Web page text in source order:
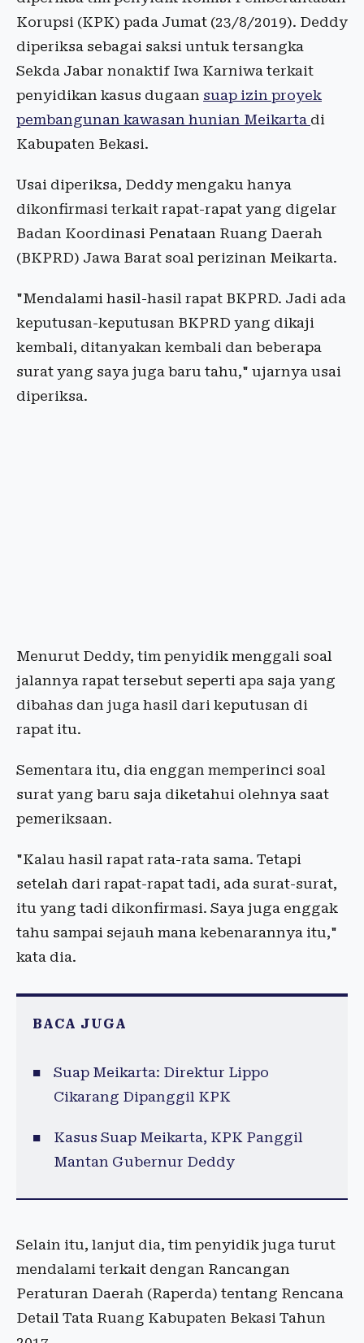
Korupsi (KPK) pada Jumat (23/8/2019). Deddy
diperiksa sebagai saksi untuk tersangka
Sekda Jabar nonaktif Iwa Karniwa terkait
penyidikan kasus dugaan suap izin proyek
pembangunan kawasan hunian Meikarta di
Kabupaten Bekasi.
Usai diperiksa, Deddy mengaku hanya
dikonfirmasi terkait rapat-rapat yang digelar
Badan Koordinasi Penataan Ruang Daerah
(BKPRD) Jawa Barat soal perizinan Meikarta.
"Mendalami hasil-hasil rapat BKPRD. Jadi ada
keputusan-keputusan BKPRD yang dikaji
kembali, ditanyakan kembali dan beberapa
surat yang saya juga baru tahu," ujarnya usai
diperiksa.
Menurut Deddy, tim penyidik menggali soal
jalannya rapat tersebut seperti apa saja yang
dibahas dan juga hasil dari keputusan di
rapat itu.
Sementara itu, dia enggan memperinci soal
surat yang baru saja diketahui olehnya saat
pemeriksaan.
"Kalau hasil rapat rata-rata sama. Tetapi
setelah dari rapat-rapat tadi, ada surat-surat,
itu yang tadi dikonfirmasi. Saya juga enggak
tahu sampai sejauh mana kebenarannya itu,"
kata dia.
BACA JUGA
Suap Meikarta: Direktur Lippo
Cikarang Dipanggil KPK
Kasus Suap Meikarta, KPK Panggil
Mantan Gubernur Deddy
Selain itu, lanjut dia, tim penyidik juga turut
mendalami terkait dengan Rancangan
Peraturan Daerah (Raperda) tentang Rencana
Detail Tata Ruang Kabupaten Bekasi Tahun